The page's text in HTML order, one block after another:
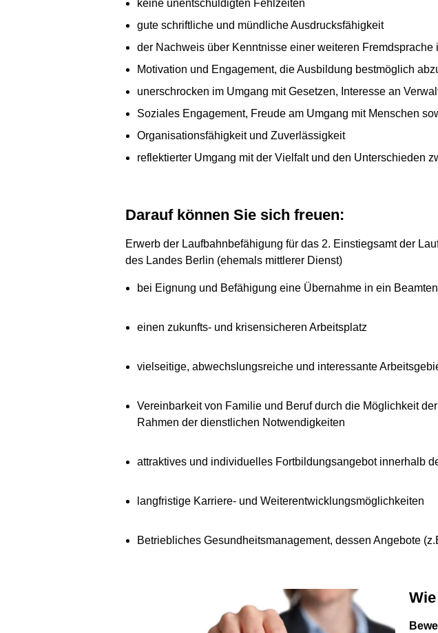
keine unentschuldigten Fehlzeiten
gute schriftliche und mündliche Ausdrucksfähigkeit
der Nachweis über Kenntnisse einer weiteren Fremdsprache
Motivation und Engagement, die Ausbildung bestmöglich
unerschrocken im Umgang mit Gesetzen, Interesse an
Soziales Engagement, Freude am Umgang mit Menschen
Organisationsfähigkeit und Zuverlässigkeit
reflektierter Umgang mit der Vielfalt und den Unterschieden
Darauf können Sie sich freuen:
Erwerb der Laufbahnbefähigung für das 2. Einstiegsamt der
des Landes Berlin (ehemals mittlerer Dienst)
bei Eignung und Befähigung eine Übernahme in ein
einen zukunfts- und krisensicheren Arbeitsplatz
vielseitige, abwechslungsreiche und interessante
Vereinbarkeit von Familie und Beruf durch die Möglichkeit
Rahmen der dienstlichen Notwendigkeiten
attraktives und individuelles Fortbildungsangebot innerhalb
langfristige Karriere- und Weiterentwicklungsmöglichkeiten
Betriebliches Gesundheitsmanagement, dessen Angebote